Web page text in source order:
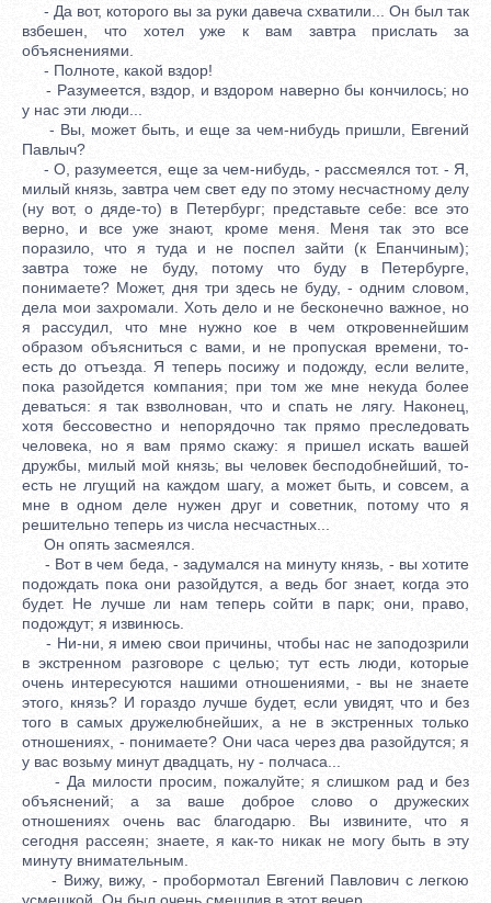
- Да вот, которого вы за руки давеча схватили... Он был так
взбешен, что хотел уже к вам завтра прислать за
объяснениями.
- Полноте, какой вздор!
- Разумеется, вздор, и вздором наверно бы кончилось; но
у нас эти люди...
- Вы, может быть, и еще за чем-нибудь пришли, Евгений
Павлыч?
- О, разумеется, еще за чем-нибудь, - рассмеялся тот. - Я,
милый князь, завтра чем свет еду по этому несчастному делу
(ну вот, о дяде-то) в Петербург; представьте себе: все это
верно, и все уже знают, кроме меня. Меня так это все
поразило, что я туда и не поспел зайти (к Епанчиным);
завтра тоже не буду, потому что буду в Петербурге,
понимаете? Может, дня три здесь не буду, - одним словом,
дела мои захромали. Хоть дело и не бесконечно важное, но
я рассудил, что мне нужно кое в чем откровеннейшим
образом объясниться с вами, и не пропуская времени, то-
есть до отъезда. Я теперь посижу и подожду, если велите,
пока разойдется компания; при том же мне некуда более
деваться: я так взволнован, что и спать не лягу. Наконец,
хотя бессовестно и непорядочно так прямо преследовать
человека, но я вам прямо скажу: я пришел искать вашей
дружбы, милый мой князь; вы человек бесподобнейший, то-
есть не лгущий на каждом шагу, а может быть, и совсем, а
мне в одном деле нужен друг и советник, потому что я
решительно теперь из числа несчастных...
Он опять засмеялся.
- Вот в чем беда, - задумался на минуту князь, - вы хотите
подождать пока они разойдутся, а ведь бог знает, когда это
будет. Не лучше ли нам теперь сойти в парк; они, право,
подождут; я извинюсь.
- Ни-ни, я имею свои причины, чтобы нас не заподозрили
в экстренном разговоре с целью; тут есть люди, которые
очень интересуются нашими отношениями, - вы не знаете
этого, князь? И гораздо лучше будет, если увидят, что и без
того в самых дружелюбнейших, а не в экстренных только
отношениях, - понимаете? Они часа через два разойдутся; я
у вас возьму минут двадцать, ну - полчаса...
- Да милости просим, пожалуйте; я слишком рад и без
объяснений; а за ваше доброе слово о дружеских
отношениях очень вас благодарю. Вы извините, что я
сегодня рассеян; знаете, я как-то никак не могу быть в эту
минуту внимательным.
- Вижу, вижу, - пробормотал Евгений Павлович с легкою
усмешкой. Он был очень смешлив в этот вечер.